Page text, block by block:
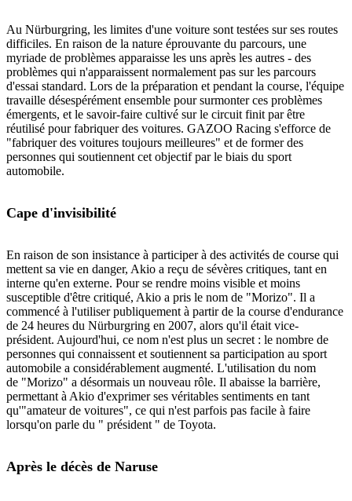
Au Nürburgring, les limites d'une voiture sont testées sur ses routes
difficiles. En raison de la nature éprouvante du parcours, une
myriade de problèmes apparaisse les uns après les autres - des
problèmes qui n'apparaissent normalement pas sur les parcours
d'essai standard. Lors de la préparation et pendant la course, l'équipe
travaille désespérément ensemble pour surmonter ces problèmes
émergents, et le savoir-faire cultivé sur le circuit finit par être
réutilisé pour fabriquer des voitures. GAZOO Racing s'efforce de
"fabriquer des voitures toujours meilleures" et de former des
personnes qui soutiennent cet objectif par le biais du sport
automobile.
Cape d'invisibilité
En raison de son insistance à participer à des activités de course qui
mettent sa vie en danger, Akio a reçu de sévères critiques, tant en
interne qu'en externe. Pour se rendre moins visible et moins
susceptible d'être critiqué, Akio a pris le nom de "Morizo". Il a
commencé à l'utiliser publiquement à partir de la course d'endurance
de 24 heures du Nürburgring en 2007, alors qu'il était vice-
président. Aujourd'hui, ce nom n'est plus un secret : le nombre de
personnes qui connaissent et soutiennent sa participation au sport
automobile a considérablement augmenté. L'utilisation du nom
de "Morizo" a désormais un nouveau rôle. Il abaisse la barrière,
permettant à Akio d'exprimer ses véritables sentiments en tant
qu'"amateur de voitures", ce qui n'est parfois pas facile à faire
lorsqu'on parle du " président " de Toyota.
Après le décès de Naruse